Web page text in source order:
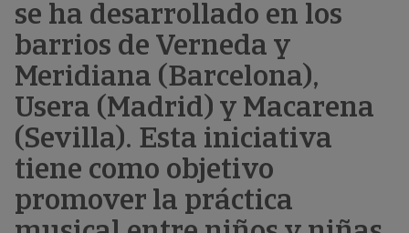
se ha desarrollado en los
barrios de Verneda y
Meridiana (Barcelona),
Usera (Madrid) y Macarena
(Sevilla). Esta iniciativa
tiene como objetivo
promover la práctica